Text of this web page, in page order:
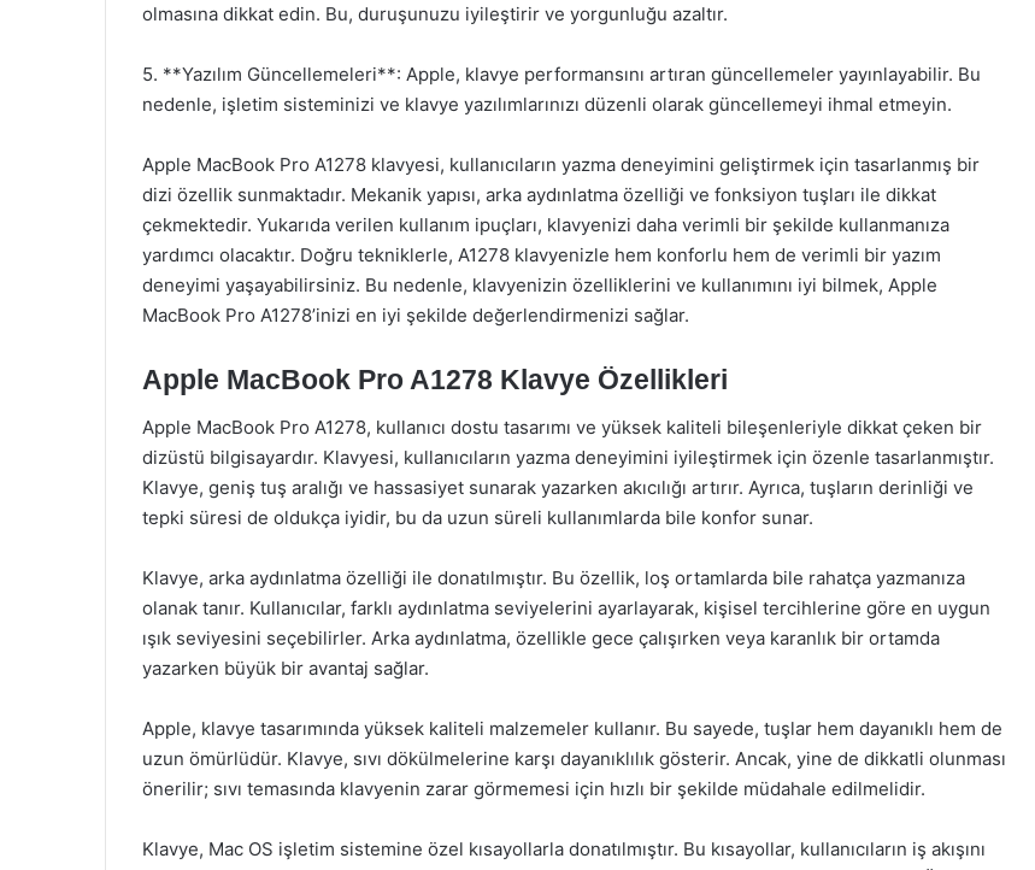
olmasına dikkat edin. Bu, duruşunuzu iyileştirir ve yorgunluğu azaltır.
5. **Yazılım Güncellemeleri**: Apple, klavye performansını artıran güncellemeler yayınlayabilir. Bu
nedenle, işletim sisteminizi ve klavye yazılımlarınızı düzenli olarak güncellemeyi ihmal etmeyin.
Apple MacBook Pro A1278 klavyesi, kullanıcıların yazma deneyimini geliştirmek için tasarlanmış bir
dizi özellik sunmaktadır. Mekanik yapısı, arka aydınlatma özelliği ve fonksiyon tuşları ile dikkat
çekmektedir. Yukarıda verilen kullanım ipuçları, klavyenizi daha verimli bir şekilde kullanmanıza
yardımcı olacaktır. Doğru tekniklerle, A1278 klavyenizle hem konforlu hem de verimli bir yazım
deneyimi yaşayabilirsiniz. Bu nedenle, klavyenizin özelliklerini ve kullanımını iyi bilmek, Apple
MacBook Pro A1278’inizi en iyi şekilde değerlendirmenizi sağlar.
Apple MacBook Pro A1278 Klavye Özellikleri
Apple MacBook Pro A1278, kullanıcı dostu tasarımı ve yüksek kaliteli bileşenleriyle dikkat çeken bir
dizüstü bilgisayardır. Klavyesi, kullanıcıların yazma deneyimini iyileştirmek için özenle tasarlanmıştır.
Klavye, geniş tuş aralığı ve hassasiyet sunarak yazarken akıcılığı artırır. Ayrıca, tuşların derinliği ve
tepki süresi de oldukça iyidir, bu da uzun süreli kullanımlarda bile konfor sunar.
Klavye, arka aydınlatma özelliği ile donatılmıştır. Bu özellik, loş ortamlarda bile rahatça yazmanıza
olanak tanır. Kullanıcılar, farklı aydınlatma seviyelerini ayarlayarak, kişisel tercihlerine göre en uygun
ışık seviyesini seçebilirler. Arka aydınlatma, özellikle gece çalışırken veya karanlık bir ortamda
yazarken büyük bir avantaj sağlar.
Apple, klavye tasarımında yüksek kaliteli malzemeler kullanır. Bu sayede, tuşlar hem dayanıklı hem de
uzun ömürlüdür. Klavye, sıvı dökülmelerine karşı dayanıklılık gösterir. Ancak, yine de dikkatli olunması
önerilir; sıvı temasında klavyenin zarar görmemesi için hızlı bir şekilde müdahale edilmelidir.
Klavye, Mac OS işletim sistemine özel kısayollarla donatılmıştır. Bu kısayollar, kullanıcıların iş akışını